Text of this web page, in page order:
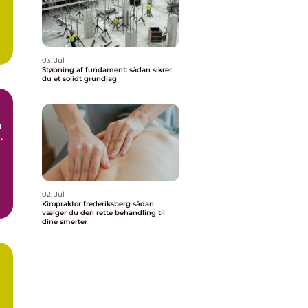
03. Jul
Støbning af fundament: sådan sikrer
du et solidt grundlag
02. Jul
Kiropraktor frederiksberg sådan
vælger du den rette behandling til
dine smerter